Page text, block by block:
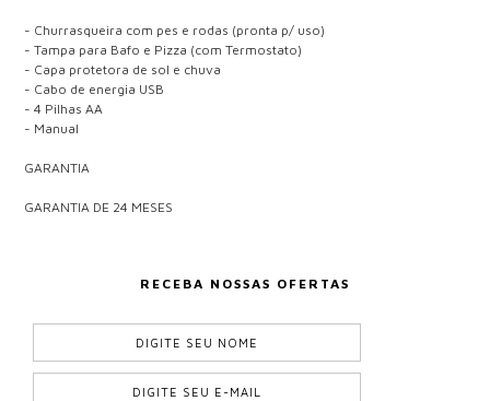
- Churrasqueira com pes e rodas (pronta p/ uso)
- Tampa para Bafo e Pizza (com Termostato)
- Capa protetora de sol e chuva
- Cabo de energia USB
- 4 Pilhas AA
- Manual
GARANTIA
GARANTIA DE 24 MESES
RECEBA NOSSAS OFERTAS